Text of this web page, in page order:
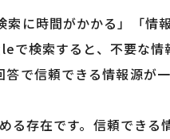
索に時間がかかる」「情
で検索すると、不要な
で信頼できる情報源が
る存在です。信頼でき